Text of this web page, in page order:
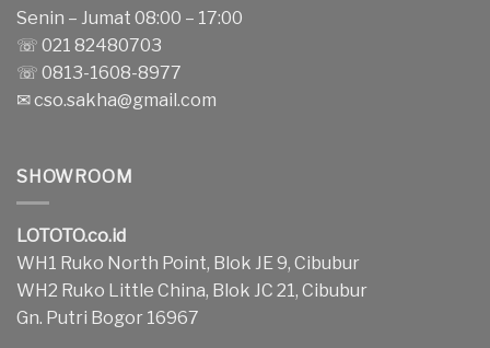
Senin – Jumat 08:00 – 17:00
☏ 021 82480703
☏ 0813-1608-8977
✉cso.sakha@gmail.com
SHOWROOM
LOTOTO.co.id
WH1 Ruko North Point, Blok JE 9, Cibubur
WH2 Ruko Little China, Blok JC 21, Cibubur
Gn. Putri Bogor 16967